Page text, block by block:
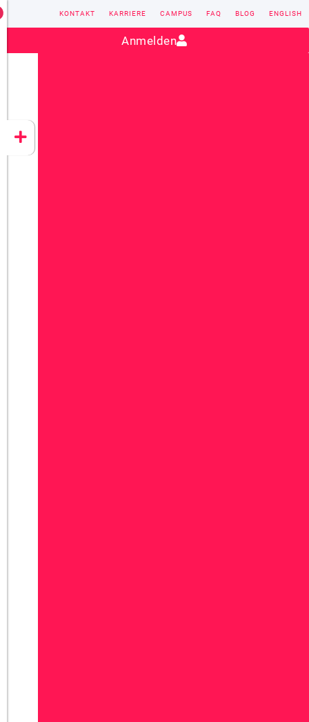
CONZEPT 16
YEET
Kontakt:sales@vectorsoft.de
KONTAKT KARRIERE CAMPUS FAQ BLOG ENGLISH
Anmelden